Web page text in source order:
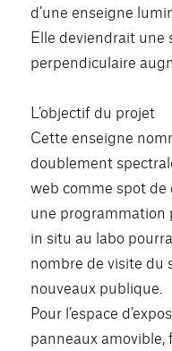
d’une enseigne
Elle deviendrait une
perpendiculaire
L’objectif du projet
Cette enseigne
doublement
web comme spot
une programmation
in situ au labo
nombre de visite du
nouveaux publique.
Pour l’espace
panneaux